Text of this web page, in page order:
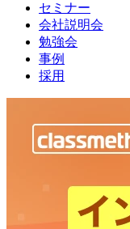
セミナー
会社説明会
勉強会
事例
採用